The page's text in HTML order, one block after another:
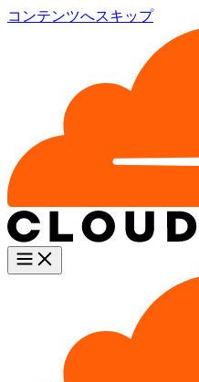
コンテンツへスキップ